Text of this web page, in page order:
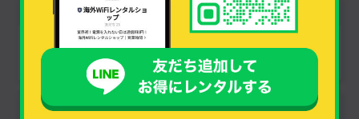
ページ閲覧
記事サイト
3,500ページ
Google Map
約1,400
LINE Instagram